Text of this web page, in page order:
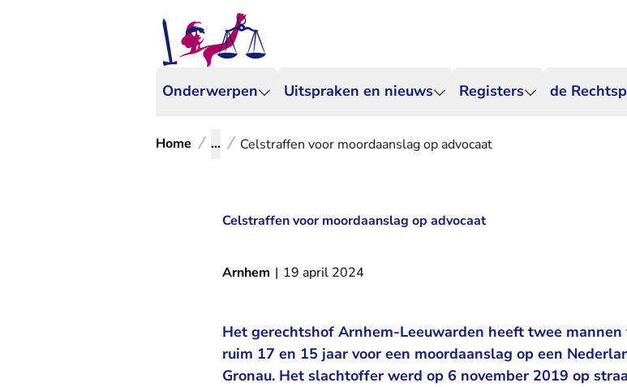
Onderwerpen Uitspraken en nieuws Registers de
Home ... Celstraffen voor moordaanslag op advocaat
Celstraffen voor moordaanslag op advocaat
Arnhem | 19 april 2024
Het gerechtshof Arnhem-Leeuwarden heeft twee
ruim 17 en 15 jaar voor een moordaanslag op een
Gronau. Het slachtoffer werd op 6 november 2019 op